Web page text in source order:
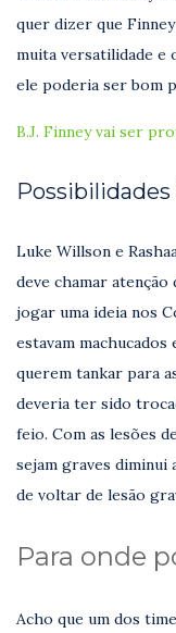
quer dizer que
muita versatilidade e
ele poderia ser bom
B.J. Finney vai ser
Luke Willson e
deve chamar
jogar uma ideia nos
estavam
querem tankar para
deveria ter sido
feio. Com as lesões
sejam graves diminui
de voltar de lesão
Para onde
Acho que um dos